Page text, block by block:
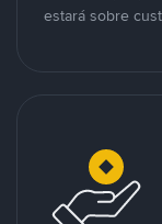
estará sobre